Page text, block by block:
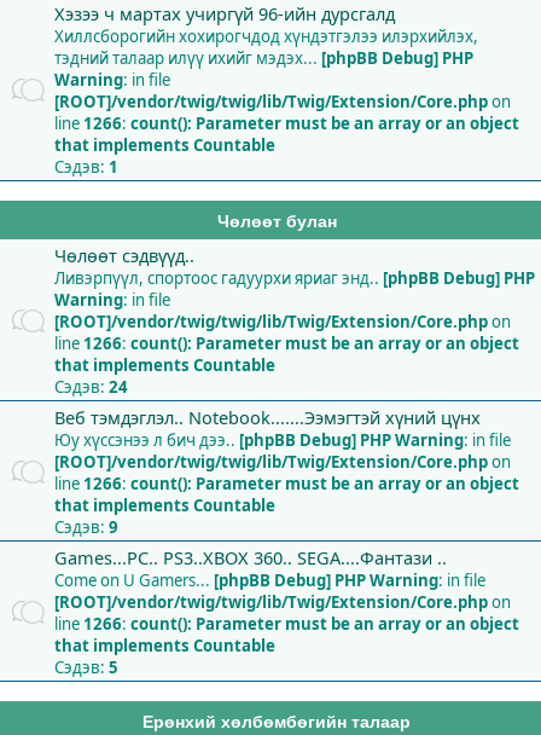
Хэзээ ч мартах учиргүй 96-ийн дурсгалд
Хиллсборогийн хохирогчдод хүндэтгэлээ илэрхийлэх,
тэдний талаар илүү ихийг мэдэх... [phpBB Debug] PHP
Warning: in file
[ROOT]/vendor/twig/twig/lib/Twig/Extension/Core.phpon
line 1266: count(): Parameter must be an array or an object
that implements Countable
Сэдэв: 1
Чөлөөт булан
Чөлөөт сэдвүүд..
Ливэрпүүл, спортоос гадуурхи яриаг энд.. [phpBB Debug] PHP
Warning: in file
[ROOT]/vendor/twig/twig/lib/Twig/Extension/Core.phpon
line 1266: count(): Parameter must be an array or an object
that implements Countable
Сэдэв: 24
Веб тэмдэглэл.. Notebook.......Ээмэгтэй хүний цүнх
Юу хүссэнээ л бич дээ.. [phpBB Debug] PHP Warning: in file
[ROOT]/vendor/twig/twig/lib/Twig/Extension/Core.phpon
line 1266: count(): Parameter must be an array or an object
that implements Countable
Сэдэв: 9
Games...PC.. PS3..XBOX 360.. SEGA....Фантази ..
Come on U Gamers... [phpBB Debug] PHP Warning: in file
[ROOT]/vendor/twig/twig/lib/Twig/Extension/Core.phpon
line 1266: count(): Parameter must be an array or an object
that implements Countable
Сэдэв: 5
Ерөнхий хөлбөмбөгийн талаар